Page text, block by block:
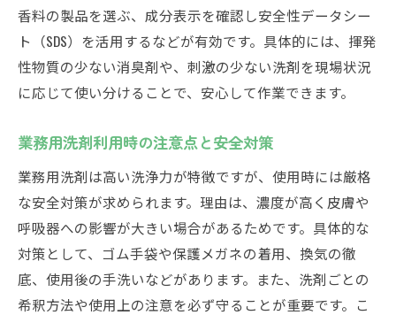
香料の製品を選ぶ、成分表示を確認し安全性データシー
ト（SDS）を活用するなどが有効です。具体的には、揮発
性物質の少ない消臭剤や、刺激の少ない洗剤を現場状況
に応じて使い分けることで、安心して作業できます。
業務用洗剤利用時の注意点と安全対策
業務用洗剤は高い洗浄力が特徴ですが、使用時には厳格
な安全対策が求められます。理由は、濃度が高く皮膚や
呼吸器への影響が大きい場合があるためです。具体的な
対策として、ゴム手袋や保護メガネの着用、換気の徹
底、使用後の手洗いなどがあります。また、洗剤ごとの
希釈方法や使用上の注意を必ず守ることが重要です。こ